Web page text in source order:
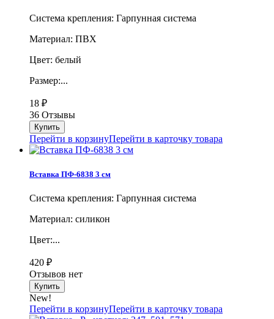
Система крепления: Гарпунная система
Материал: ПВХ
Цвет: белый
Размер:...
18 ₽
36 Отзывы
Перейти в корзинуПерейти в карточку товара
Вставка ПФ-6838 3 см
Система крепления: Гарпунная система
Материал: силикон
Цвет:...
420 ₽
Отзывов нет
New!
Перейти в корзинуПерейти в карточку товара